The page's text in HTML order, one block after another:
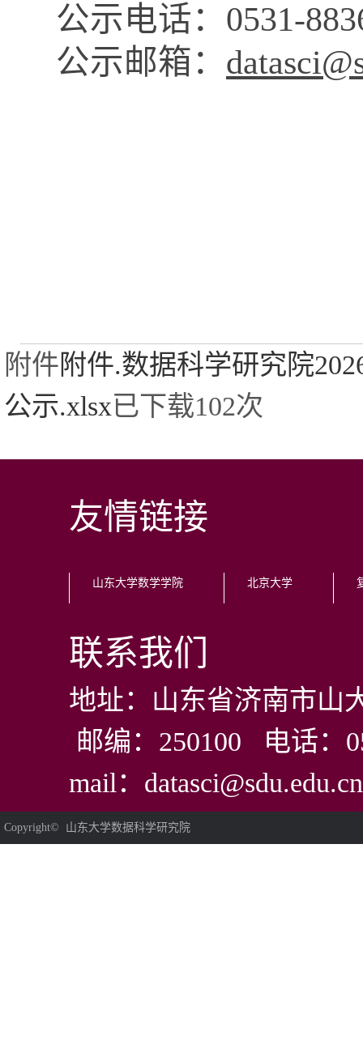
公示电话：0531-
公示邮箱：
附件附件.数据科学研究院
公示.xlsx已下载102次
友情链接
山东大学数学学院 北京大学
联系我们
地址：山东省济南市山
邮编：250100 电话：
mail：datasci@sdu.edu.cn
Copyright© 山东大学数据科学研究院